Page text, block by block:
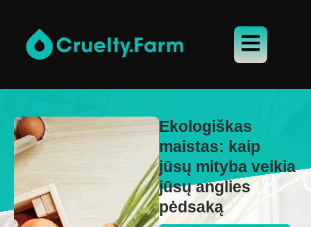
Ekologiškas
maistas: kaip
jūsų mityba veikia
jūsų anglies
pėdsaką